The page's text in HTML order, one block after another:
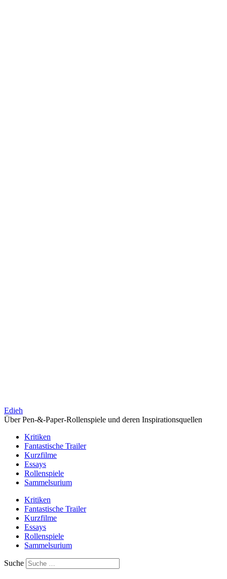
Edieh
Über Pen-&-Paper-Rollenspiele und deren Inspirationsquellen
Kritiken
Fantastische Trailer
Kurzfilme
Essays
Rollenspiele
Sammelsurium
Kritiken
Fantastische Trailer
Kurzfilme
Essays
Rollenspiele
Sammelsurium
Suche